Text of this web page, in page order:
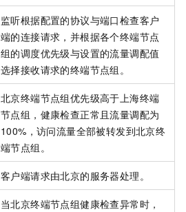
监听根据配置的协议与端口检查客户
端的连接请求，并根据各个终端节点
组的调度优先级与设置的流量调配值
选择接收请求的终端节点组。
北京终端节点组优先级高于上海终端
节点组，健康检查正常且流量调配为
100%，访问流量全部被转发到北京终
端节点组。
客户端请求由北京的服务器处理。
当北京终端节点组健康检查异常时，